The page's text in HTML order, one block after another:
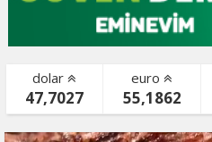
dolar
47,7027
euro
55,1862
bist color-